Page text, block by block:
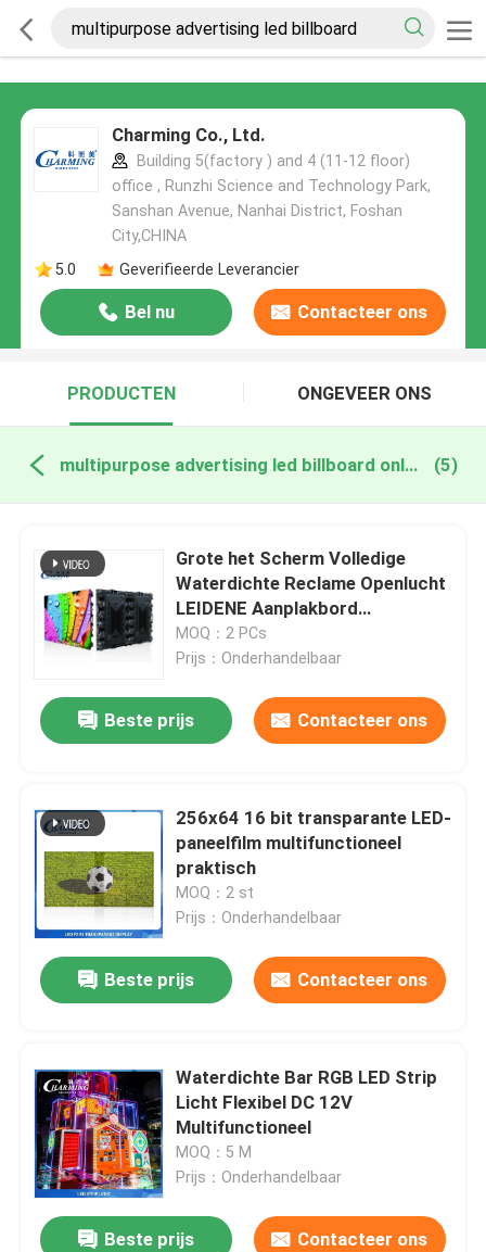
Charming Co., Ltd.
Building 5(factory ) and 4 (11-12 floor)
office , Runzhi Science and Technology Park,
Sanshan Avenue, Nanhai District, Foshan
City,CHINA
5.0
Geverifieerde Leverancier
Bel nu Contacteer ons
PRODUCTEN ONGEVEER ONS
multipurpose advertising led billboard online fabricage (5)
Grote het Scherm Volledige
Waterdichte Reclame Openlucht
LEIDENE Aanplakbord
Multifunctionele Duurzaam
MOQ：2 PCs
Prijs：Onderhandelbaar
Beste prijs Contacteer ons
256x64 16 bit transparante LED-
paneelfilm multifunctioneel
praktisch
MOQ：2 st
Prijs：Onderhandelbaar
Beste prijs Contacteer ons
Waterdichte Bar RGB LED Strip
Licht Flexibel DC 12V
Multifunctioneel
MOQ：5 M
Prijs：Onderhandelbaar
Beste prijs Contacteer ons